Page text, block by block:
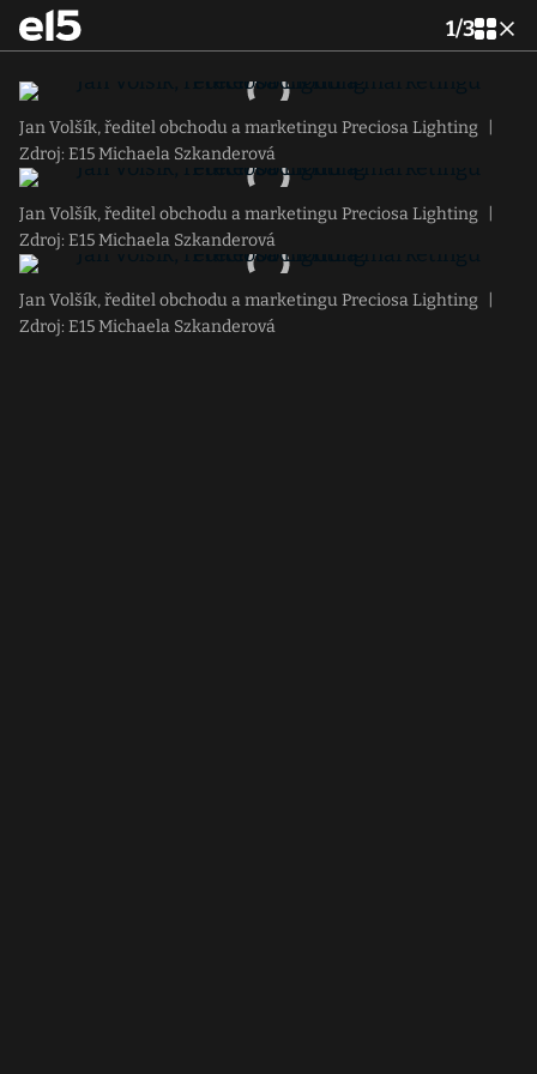
1/3
Jan Volšík, ředitel obchodu a marketingu Preciosa Lighting
Zdroj: E15 Michaela Szkanderová
Jan Volšík, ředitel obchodu a marketingu Preciosa Lighting
Zdroj: E15 Michaela Szkanderová
Jan Volšík, ředitel obchodu a marketingu Preciosa Lighting
Zdroj: E15 Michaela Szkanderová